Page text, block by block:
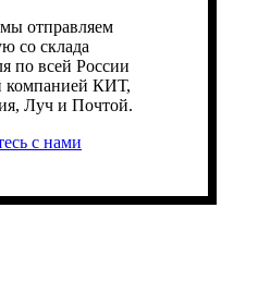
отправляем
со склада
по всей России
компанией КИТ,
Луч и Почтой.
с нами